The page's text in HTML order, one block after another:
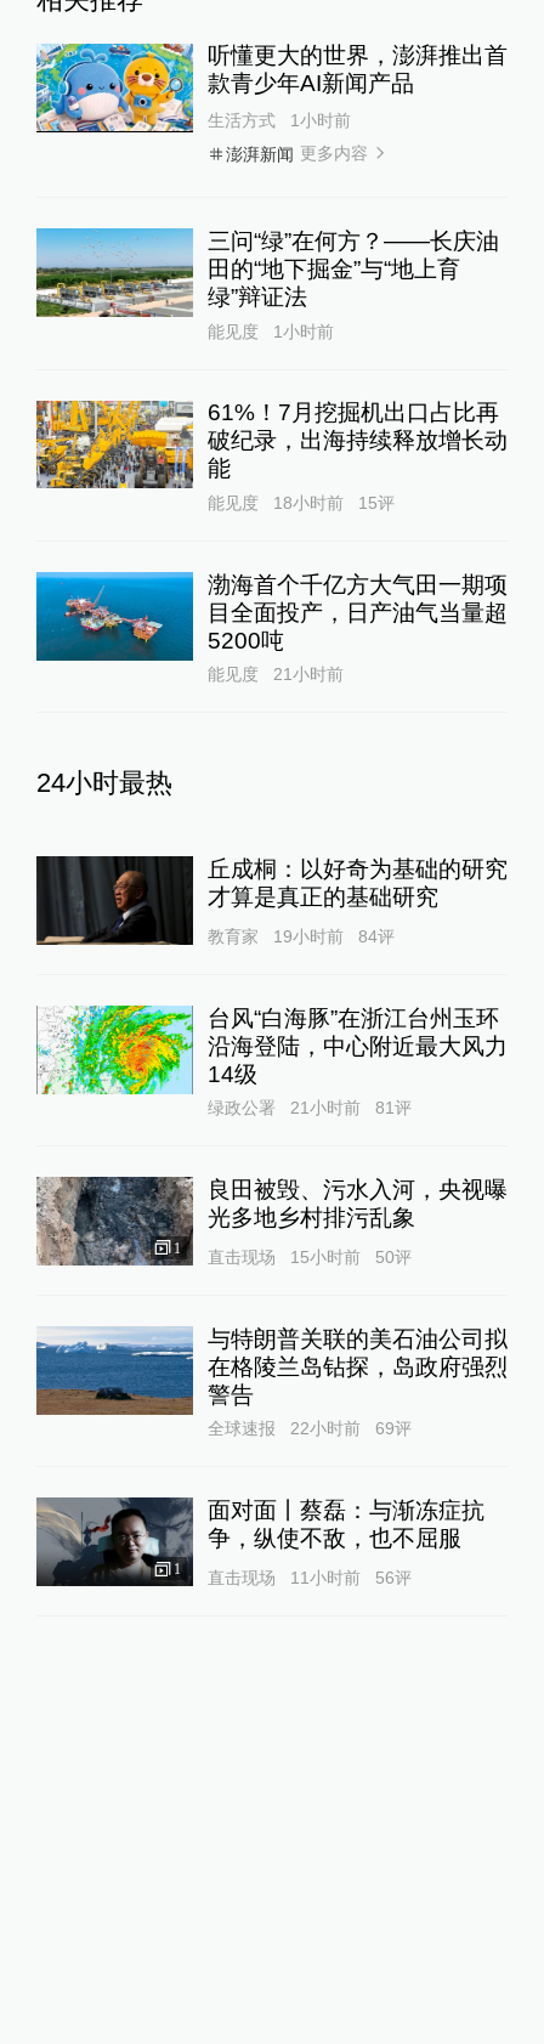
听懂更大的世界，澎湃推出首
款青少年AI新闻产品
生活方式
1小时前
澎湃新闻 更多内容
三问“绿”在何方？——长庆油
田的“地下掘金”与“地上育
绿”辩证法
能见度 1小时前
61%！7月挖掘机出口占比再
破纪录，出海持续释放增长动
能
能见度 18小时前 15评
渤海首个千亿方大气田一期项
目全面投产，日产油气当量超
5200吨
能见度 21小时前
24小时最热
丘成桐：以好奇为基础的研究
才算是真正的基础研究
教育家 19小时前 84评
台风“白海豚”在浙江台州玉环
沿海登陆，中心附近最大风力
14级
绿政公署 21小时前 81评
1
良田被毁、污水入河，央视曝
光多地乡村排污乱象
直击现场 15小时前 50评
与特朗普关联的美石油公司拟
在格陵兰岛钻探，岛政府强烈
警告
全球速报 22小时前 69评
1
面对面丨蔡磊：与渐冻症抗
争，纵使不敌，也不屈服
直击现场 11小时前 56评